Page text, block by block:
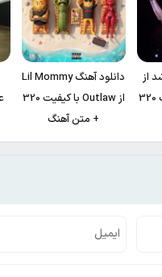
از
احمد سلو با کیفیت 320
دانلود آهنگ Lil Mommy
از Outlaw با کیفیت 320
+ متن آهنگ